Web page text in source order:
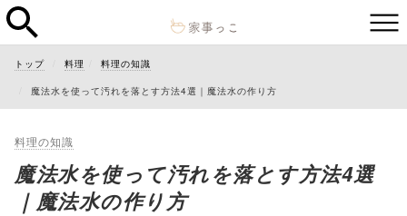
トップ 料理 料理の知識
魔法水を使って汚れを落とす方法4選｜魔法水の作り方
料理の知識
魔法水を使って汚れを落とす方法4選
｜魔法水の作り方